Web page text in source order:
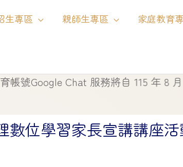
生專區 親師生專區 家庭教育
Chat 服務將自 115 年 8 月 1 日起停止
數位學習家長宣講講座